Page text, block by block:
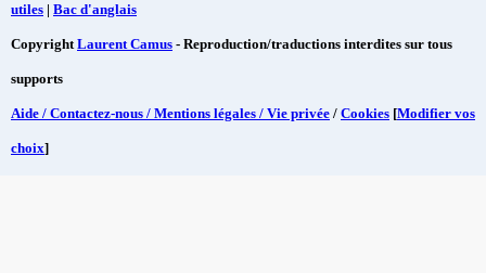
utiles | Bac d'anglais
CopyrightLaurent Camus - Reproduction/traductions interdites sur tous
supports
Aide / Contactez-nous / Mentions légales / Vie privée / Cookies [Modifier vos
choix]